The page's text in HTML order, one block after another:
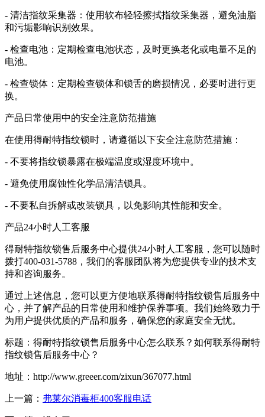
- 清洁指纹采集器：使用软布轻轻擦拭指纹采集器，避免油脂
和污垢影响识别效果。
- 检查电池：定期检查电池状态，及时更换老化或电量不足的
电池。
- 检查锁体：定期检查锁体和锁舌的磨损情况，必要时进行更
换。
产品日常使用中的安全注意防范措施
在使用得耐特指纹锁时，请遵循以下安全注意防范措施：
- 不要将指纹锁暴露在极端温度或湿度环境中。
- 避免使用腐蚀性化学品清洁锁具。
- 不要私自拆解或改装锁具，以免影响其性能和安全。
产品24小时人工客服
得耐特指纹锁售后服务中心提供24小时人工客服，您可以随时
拨打400-031-5788，我们的客服团队将为您提供专业的技术支
持和咨询服务。
通过上述信息，您可以更方便地联系得耐特指纹锁售后服务中
心，并了解产品的日常使用和维护保养事项。我们始终致力于
为用户提供优质的产品和服务，确保您的家庭安全无忧。
标题：得耐特指纹锁售后服务中心怎么联系？如何联系得耐特
指纹锁售后服务中心？
地址：http://www.greeer.com/zixun/367077.html
上一篇： 弗莱尔消毒柜400客服电话